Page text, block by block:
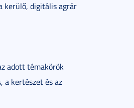
kerülő, digitális agrár
adott témakörök
kertészet és az